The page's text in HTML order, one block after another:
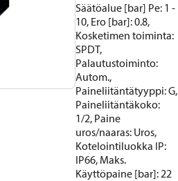
Säätöalue [bar] Pe: 1 -
10, Ero [bar]: 0.8,
Kosketimen toiminta:
SPDT,
Palautustoiminto:
Autom.,
Paineliitäntätyyppi: G,
Paineliitäntäkoko:
1/2, Paine
uros/naaras: Uros,
Kotelointiluokka IP:
IP66, Maks.
Käyttöpaine [bar]: 22